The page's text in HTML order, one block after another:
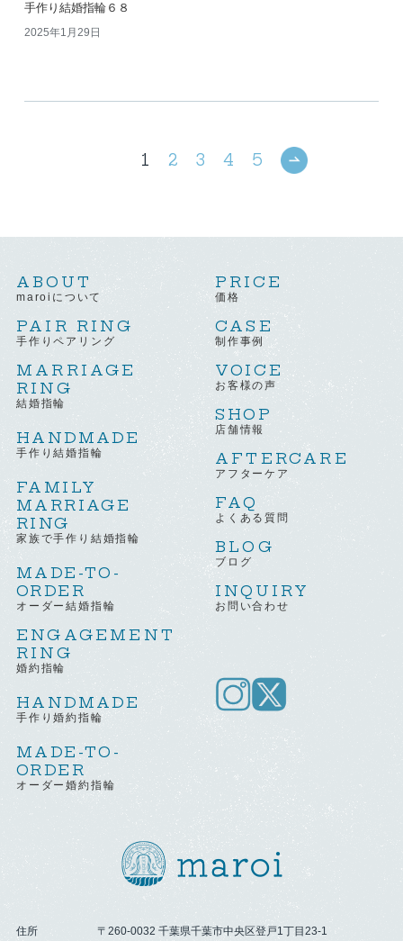
手作り結婚指輪６８
2025年1月29日
1 2 3 4 5
ABOUT
maroiについて
PAIR RING
手作りペアリング
MARRIAGE
RING
結婚指輪
HANDMADE
手作り結婚指輪
FAMILY
MARRIAGE
RING
家族で手作り結婚指輪
MADE-TO-
ORDER
オーダー結婚指輪
ENGAGEMENT
RING
婚約指輪
HANDMADE
手作り婚約指輪
MADE-TO-
ORDER
オーダー婚約指輪
PRICE
価格
CASE
制作事例
VOICE
お客様の声
SHOP
店舗情報
AFTERCARE
アフターケア
FAQ
よくある質問
BLOG
ブログ
INQUIRY
お問い合わせ
住所 〒260-0032 千葉県千葉市中央区登戸1丁目23-1